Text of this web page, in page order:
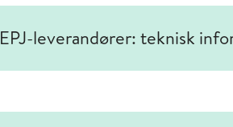
EPJ-leverandører: teknisk